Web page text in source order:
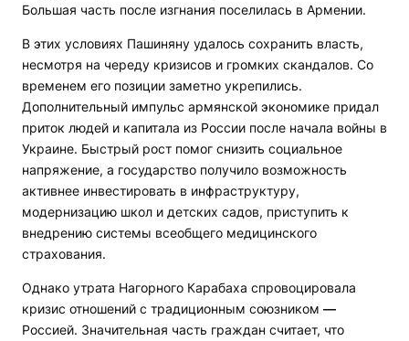
Большая часть после изгнания поселилась в Армении.
В этих условиях Пашиняну удалось сохранить власть,
несмотря на череду кризисов и громких скандалов. Со
временем его позиции заметно укрепились.
Дополнительный импульс армянской экономике придал
приток людей и капитала из России после начала войны в
Украине. Быстрый рост помог снизить социальное
напряжение, а государство получило возможность
активнее инвестировать в инфраструктуру,
модернизацию школ и детских садов, приступить к
внедрению системы всеобщего медицинского
страхования.
Однако утрата Нагорного Карабаха спровоцировала
кризис отношений с традиционным союзником —
Россией. Значительная часть граждан считает, что